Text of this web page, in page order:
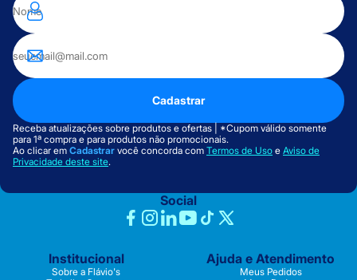
Cadastrar
Receba atualizações sobre produtos e ofertas | *Cupom válido somente
para 1ª compra e para produtos não promocionais.
Ao clicar em Cadastrar você concorda com Termos de Uso e Aviso de
Privacidade deste site.
Social
Institucional
Sobre a Flávio's
Ajuda e Atendimento
Meus Pedidos